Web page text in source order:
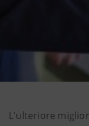
L'ulteriore